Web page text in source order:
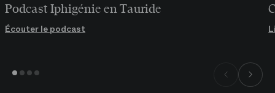
Podcast Iphigénie en Tauride
Écouter le podcast